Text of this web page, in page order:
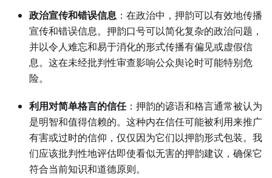
政治宣传和错误信息 ：在政治中，押韵可以有效地传播
宣传和错误信息。押韵口号可以简化复杂的政治问题，
并以令人难忘和易于消化的形式传播有偏见或虚假信
息。这在未经批判性审查影响公众舆论时可能特别危
险。
利用对简单格言的信任：押韵的谚语和格言通常被认为
是明智和值得信赖的。这种内在信任可能被利用来推广
有害或过时的信仰，仅仅因为它们以押韵形式包装。我
们应该批判性地评估即使看似无害的押韵建议，确保它
符合当前知识和道德原则。